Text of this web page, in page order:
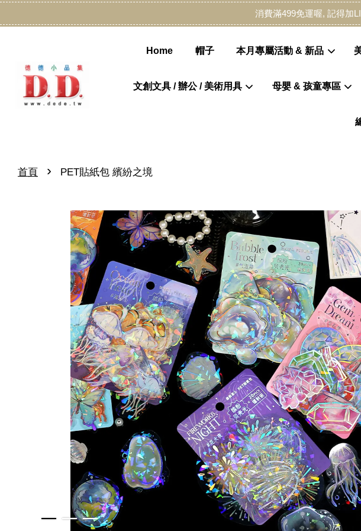
消費滿499免運喔, 記得加
Home 帽子 本月專屬活動 & 新品
文創文具 / 辦公 / 美術用具 母嬰 & 孩童專區
首頁 › PET貼紙包 繽紛之境